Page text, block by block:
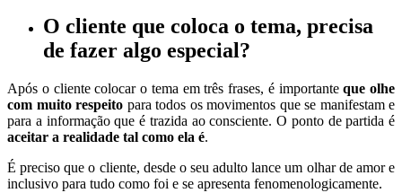
O cliente que coloca o tema, precisa
de fazer algo especial?
Após o cliente colocar o tema em três frases, é importanteque olhe
com muito respeito para todos os movimentos que se manifestam e
para a informação que é trazida ao consciente. O ponto de partida é
aceitar a realidade tal como ela é.
É preciso que o cliente, desde o seu adulto lance um olhar de amor e
inclusivo para tudo como foi e se apresenta fenomenologicamente.